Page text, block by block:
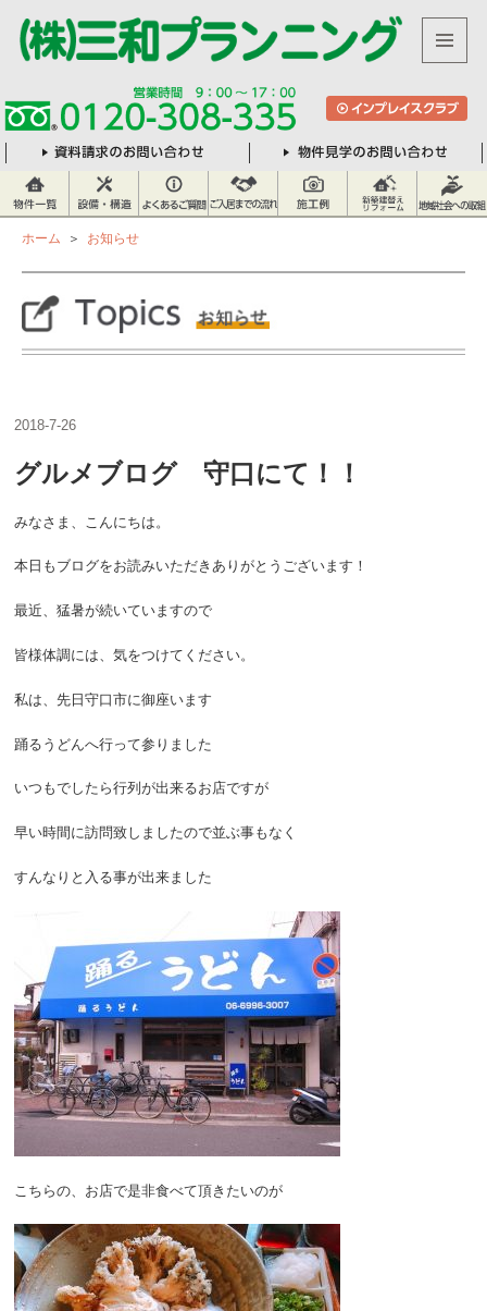
式
会
社
三
和
プ
ラ
ン
グ
ィジェ
ホーム ＞ お知らせ
2018-7-26
グルメブログ 守口にて！！
みなさま、こんにちは。
本日もブログをお読みいただきありがとうございます！
最近、猛暑が続いていますので
皆様体調には、気をつけてください。
私は、先日守口市に御座います
踊るうどんへ行って参りました
いつもでしたら行列が出来るお店ですが
早い時間に訪問致しましたので並ぶ事もなく
すんなりと入る事が出来ました
こちらの、お店で是非食べて頂きたいのが